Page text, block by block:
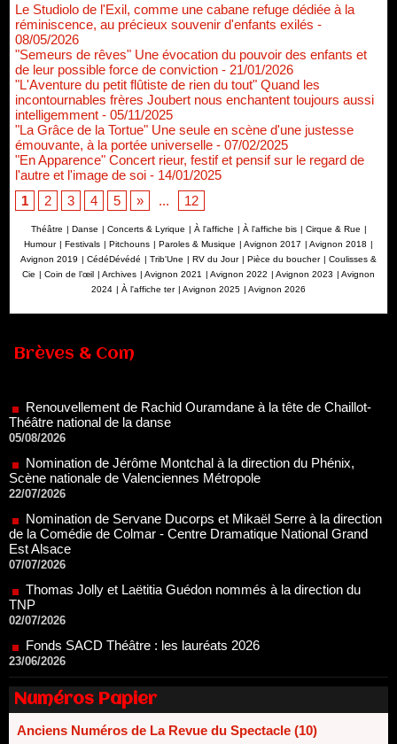
Le Studiolo de l'Exil, comme une cabane refuge dédiée à la
réminiscence, au précieux souvenir d'enfants exilés -
08/05/2026
"Semeurs de rêves" Une évocation du pouvoir des enfants et
de leur possible force de conviction - 21/01/2026
"L'Aventure du petit flûtiste de rien du tout" Quand les
incontournables frères Joubert nous enchantent toujours aussi
intelligemment - 05/11/2025
"La Grâce de la Tortue" Une seule en scène d'une justesse
émouvante, à la portée universelle - 07/02/2025
"En Apparence" Concert rieur, festif et pensif sur le regard de
l'autre et l'image de soi - 14/01/2025
1
2 3 4 5 » ... 12
Théâtre | Danse | Concerts & Lyrique | À l'affiche | À l'affiche bis | Cirque & Rue |
Humour | Festivals | Pitchouns | Paroles & Musique | Avignon 2017 | Avignon 2018 |
Avignon 2019 | CédéDévédé | Trib'Une | RV du Jour | Pièce du boucher | Coulisses &
Cie | Coin de l’œil | Archives | Avignon 2021 | Avignon 2022 | Avignon 2023 | Avignon
2024 | À l'affiche ter | Avignon 2025 | Avignon 2026
Brèves & Com
Renouvellement de Rachid Ouramdane à la tête de Chaillot-
Théâtre national de la danse
Nomination de Jérôme Montchal à la direction du Phénix,
Scène nationale de Valenciennes Métropole
22/07/2026
Nomination de Servane Ducorps et Mikaël Serre à la direction
de la Comédie de Colmar - Centre Dramatique National Grand
Est Alsace
Thomas Jolly et Laëtitia Guédon nommés à la direction du
TNP
02/07/2026
Fonds SACD Théâtre : les lauréats 2026
23/06/2026
Dispositif ARTCENA Écrire pour le cirque, les lauréats 2026 !
20/06/2026
Le palmarès des prix SACD 2026
18/06/2026
Les 10 lauréats du Fonds Grandes Formes Théâtre 2026
SACD
Numéros Papier
Anciens Numéros de La Revue du Spectacle (10)